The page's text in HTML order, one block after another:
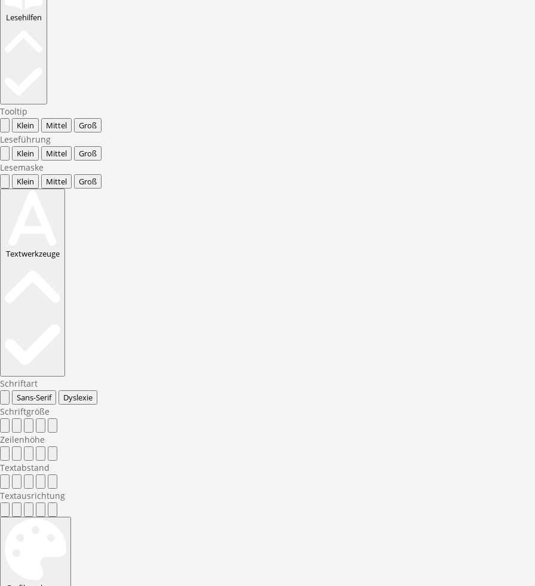
Lesehilfen
Tooltip
Klein Mittel Groß
Leseführung
Klein Mittel Groß
Lesemaske
Klein Mittel Groß
Textwerkzeuge
Schriftart
Sans-Serif Dyslexie
Schriftgröße
Zeilenhöhe
Textabstand
Textausrichtung